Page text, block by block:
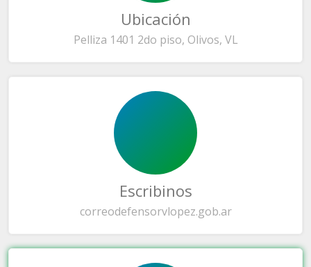
Ubicación
Pelliza 1401 2do piso, Olivos, VL
Escribinos
correodefensorvlopez.gob.ar